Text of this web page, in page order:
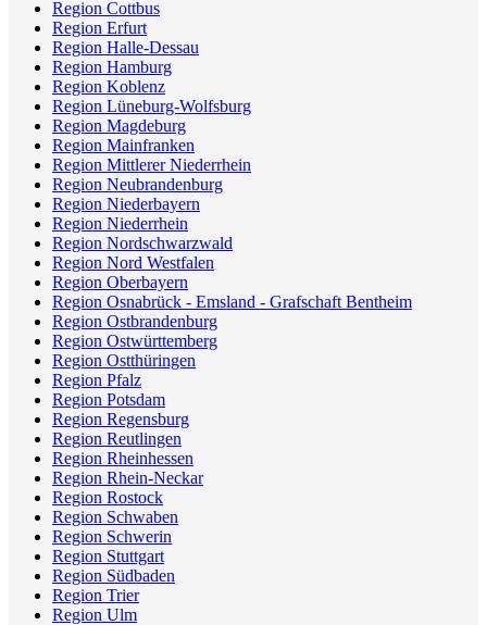
Region Cottbus
Region Erfurt
Region Halle-Dessau
Region Hamburg
Region Koblenz
Region Lüneburg-Wolfsburg
Region Magdeburg
Region Mainfranken
Region Mittlerer Niederrhein
Region Neubrandenburg
Region Niederbayern
Region Niederrhein
Region Nordschwarzwald
Region Nord Westfalen
Region Oberbayern
Region Osnabrück - Emsland - Grafschaft Bentheim
Region Ostbrandenburg
Region Ostwürttemberg
Region Ostthüringen
Region Pfalz
Region Potsdam
Region Regensburg
Region Reutlingen
Region Rheinhessen
Region Rhein-Neckar
Region Rostock
Region Schwaben
Region Schwerin
Region Stuttgart
Region Südbaden
Region Trier
Region Ulm